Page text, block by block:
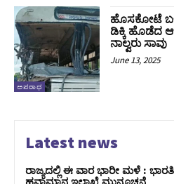
ಅಪರಾಧ
ಹೊಸಕೋಟೆ
ಡಿಕ್ಕಿ ಹೊಡೆದ
ನಾಲ್ವರು ಸಾವು
June 13, 2025
Latest news
ರಾಜ್ಯದಲ್ಲಿ ಈ ವಾರ ಭಾರೀ ಮಳೆ :